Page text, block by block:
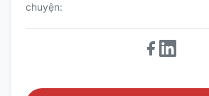
chuyện: